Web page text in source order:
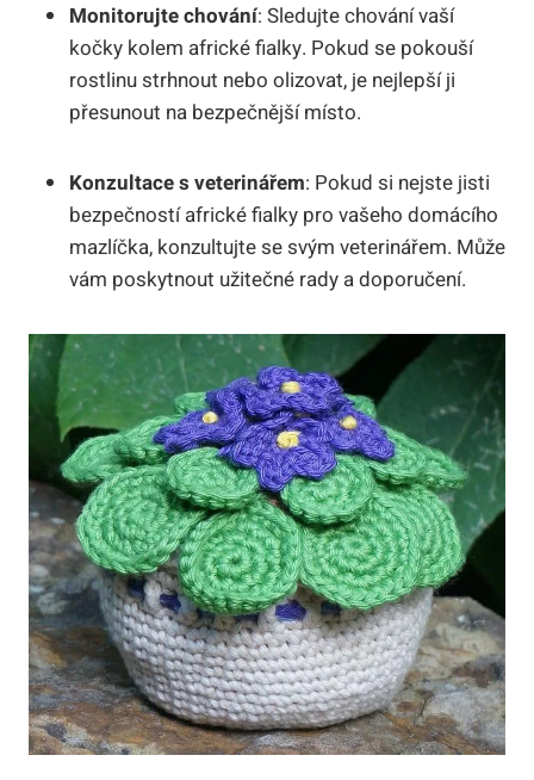
Monitorujte chování: Sledujte chování vaší
kočky kolem africké fialky. Pokud se pokouší
rostlinu strhnout nebo olizovat, je nejlepší ji
přesunout na bezpečnější místo.
Konzultace s veterinářem: Pokud si nejste jisti
bezpečností africké fialky pro vašeho domácího
mazlíčka, konzultujte se svým veterinářem. Může
vám poskytnout užitečné rady a doporučení.